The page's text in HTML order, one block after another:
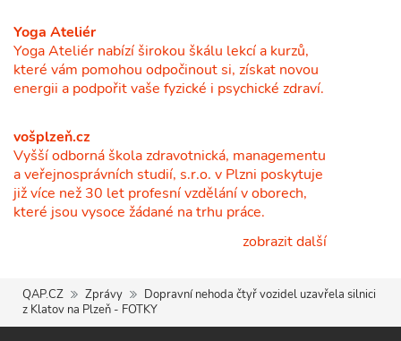
Yoga Ateliér
Yoga Ateliér nabízí širokou škálu lekcí a kurzů,
které vám pomohou odpočinout si, získat novou
energii a podpořit vaše fyzické i psychické zdraví.
vošplzeň.cz
Vyšší odborná škola zdravotnická, managementu
a veřejnosprávních studií, s.r.o. v Plzni poskytuje
již více než 30 let profesní vzdělání v oborech,
které jsou vysoce žádané na trhu práce.
zobrazit další
QAP.CZ Zprávy
Dopravní nehoda čtyř vozidel uzavřela silnici
z Klatov na Plzeň - FOTKY